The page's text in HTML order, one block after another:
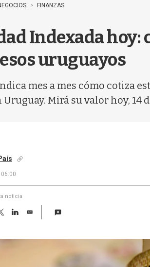
FINANZAS
Indexada hoy:
uruguayos
mes a mes cómo cotiza
Uruguay. Mirá su valor hoy, 14
noticia
T
w
t
L
k
E
i